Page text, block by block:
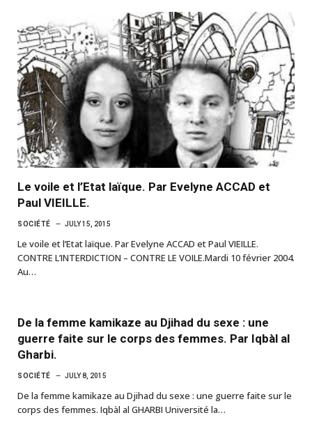
Le voile et l’Etat laïque. Par Evelyne ACCAD et
Paul VIEILLE.
SOCIÉTÉ JULY 15, 2015
Le voile et l’Etat laïque. Par Evelyne ACCAD et Paul VIEILLE.
CONTRE L’INTERDICTION – CONTRE LE VOILE.Mardi 10 février 2004.
Au…
De la femme kamikaze au Djihad du sexe : une
guerre faite sur le corps des femmes. Par Iqbàl al
Gharbi.
SOCIÉTÉ JULY 8, 2015
De la femme kamikaze au Djihad du sexe : une guerre faite sur le
corps des femmes. Iqbàl al GHARBI Université la…